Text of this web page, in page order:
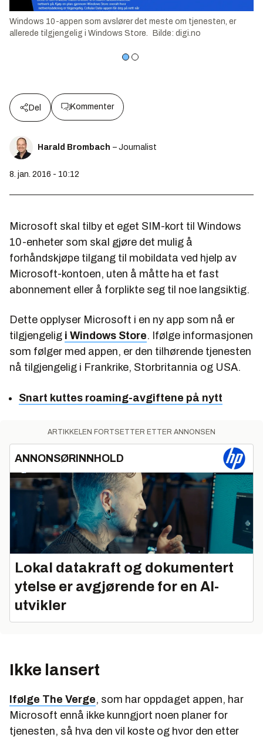
Windows 10-appen som avslører det meste om tjenesten, er
allerede tilgjengelig i Windows Store.
Bilde: digi.no
Del Kommenter
Harald Brombach – Journalist
8. jan. 2016 - 10:12
Microsoft skal tilby et eget SIM-kort til Windows
10-enheter som skal gjøre det mulig å
forhåndskjøpe tilgang til mobildata ved hjelp av
Microsoft-kontoen, uten å måtte ha et fast
abonnement eller å forplikte seg til noe langsiktig.
Dette opplyser Microsoft i en ny app som nå er
tilgjengelig i Windows Store. Ifølge informasjonen
som følger med appen, er den tilhørende tjenesten
nå tilgjengelig i Frankrike, Storbritannia og USA.
Snart kuttes roaming-avgiftene på nytt
ARTIKKELEN FORTSETTER ETTER ANNONSEN
ANNONSØRINNHOLD
Lokal datakraft og dokumentert
ytelse er avgjørende for en AI-
utvikler
Ikke lansert
Ifølge The Verge, som har oppdaget appen, har
Microsoft ennå ikke kunngjort noen planer for
tjenesten, så hva den vil koste og hvor den etter